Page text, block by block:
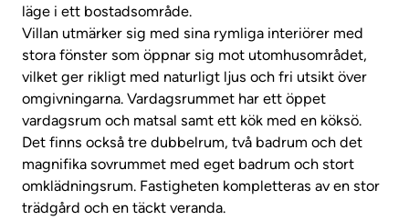
läge i ett bostadsområde.
Villan utmärker sig med sina rymliga interiörer med
stora fönster som öppnar sig mot utomhusområdet,
vilket ger rikligt med naturligt ljus och fri utsikt över
omgivningarna. Vardagsrummet har ett öppet
vardagsrum och matsal samt ett kök med en köksö.
Det finns också tre dubbelrum, två badrum och det
magnifika sovrummet med eget badrum och stort
omklädningsrum. Fastigheten kompletteras av en stor
trädgård och en täckt veranda.